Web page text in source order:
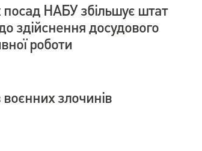
посад НАБУ збільшує штат
здійснення досудового
роботи
злочинів